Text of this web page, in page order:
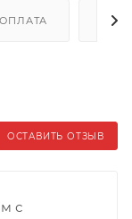
ОПЛАТА
ОСТАВИТЬ ОТЗЫВ
с